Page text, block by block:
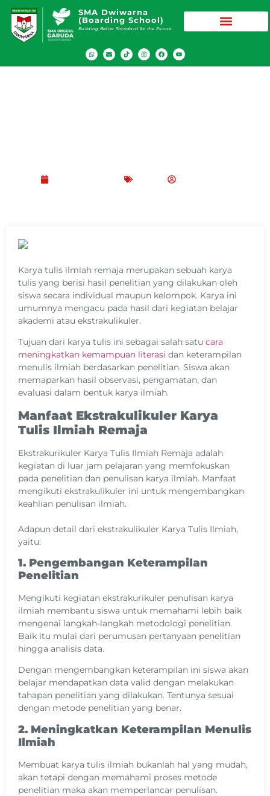
SMA Dwiwarna
(Boarding School)
Building Better Standard for the Future
Karya tulis ilmiah remaja merupakan sebuah karya
tulis yang berisi hasil penelitian yang dilakukan oleh
siswa secara individual maupun kelompok. Karya ini
umumnya mengacu pada hasil dari kegiatan belajar
akademi atau ekstrakulikuler.
Tujuan dari karya tulis ini sebagai salah satu cara
meningkatkan kemampuan literasi dan keterampilan
menulis ilmiah berdasarkan penelitian. Siswa akan
memaparkan hasil observasi, pengamatan, dan
evaluasi dalam bentuk karya ilmiah.
Manfaat Ekstrakulikuler Karya
Tulis Ilmiah Remaja
Ekstrakurikuler Karya Tulis Ilmiah Remaja adalah
kegiatan di luar jam pelajaran yang memfokuskan
pada penelitian dan penulisan karya ilmiah. Manfaat
mengikuti ekstrakulikuler ini untuk mengembangkan
keahlian penulisan ilmiah.
Adapun detail dari ekstrakulikuler Karya Tulis Ilmiah,
yaitu:
1. Pengembangan Keterampilan
Penelitian
Mengikuti kegiatan ekstrakurikuler penulisan karya
ilmiah membantu siswa untuk memahami lebih baik
mengenai langkah-langkah metodologi penelitian.
Baik itu mulai dari perumusan pertanyaan penelitian
hingga analisis data.
Dengan mengembangkan keterampilan ini siswa akan
belajar mendapatkan data valid dengan melakukan
tahapan penelitian yang dilakukan. Tentunya sesuai
dengan metode penelitian yang benar.
2. Meningkatkan Keterampilan Menulis
Ilmiah
Membuat karya tulis ilmiah bukanlah hal yang mudah,
akan tetapi dengan memahami proses metode
penelitian maka akan memperlancar penulisan.